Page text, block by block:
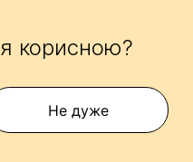
корисною?
Не дуже